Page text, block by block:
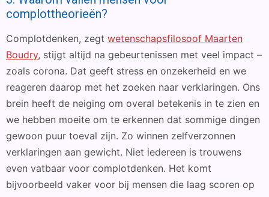
complottheorieën?
Complotdenken, zegt wetenschapsfilosoof Maarten
Boudry, stijgt altijd na gebeurtenissen met veel impact –
zoals corona. Dat geeft stress en onzekerheid en we
reageren daarop met het zoeken naar verklaringen. Ons
brein heeft de neiging om overal betekenis in te zien en
we hebben moeite om te erkennen dat sommige dingen
gewoon puur toeval zijn. Zo winnen zelfverzonnen
verklaringen aan gewicht. Niet iedereen is trouwens
even vatbaar voor complotdenken. Het komt
bijvoorbeeld vaker voor bij mensen die laag scoren op